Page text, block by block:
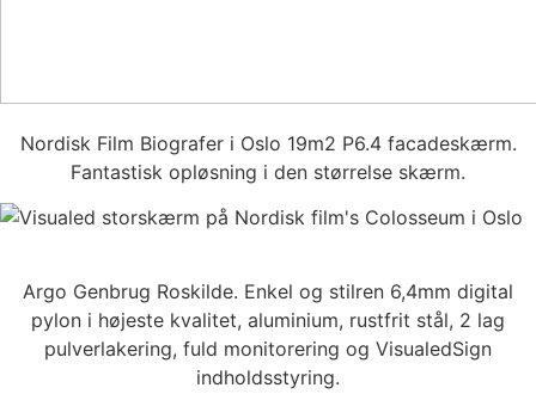
Nordisk Film Biografer i Oslo 19m2 P6.4 facadeskærm.
Fantastisk opløsning i den størrelse skærm.
Argo Genbrug Roskilde. Enkel og stilren 6,4mm digital
pylon i højeste kvalitet, aluminium, rustfrit stål, 2 lag
pulverlakering, fuld monitorering og VisualedSign
indholdsstyring.